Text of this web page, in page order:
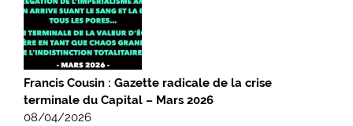
Francis Cousin : Gazette radicale de la crise
terminale du Capital – Mars 2026
08/04/2026